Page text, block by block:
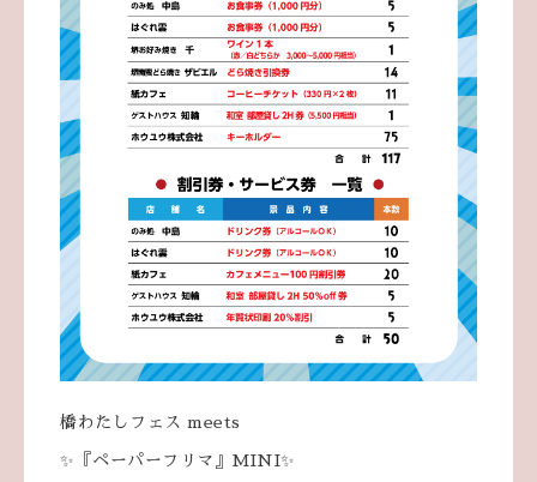
橋わたしフェス meets
✨『ペーパーフリマ』MINI✨